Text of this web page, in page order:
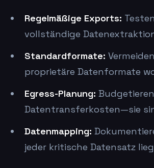
Regelmäßige Exports:
vollständige
Standardformate:
proprietäre Datenformate
Egress-Planung:
Datentransferkosten—sie
Datenmapping:
jeder kritische Datensatz